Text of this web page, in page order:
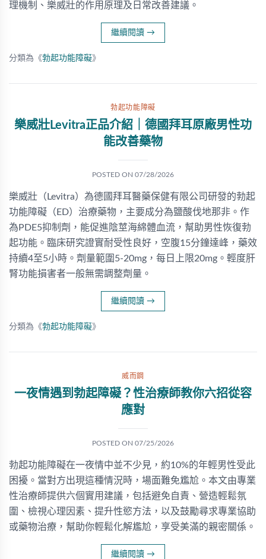
理機制、樂威壯的作用原理及日常改善建議。
繼續閱讀 →
分類為《勃起功能障礙》
勃起功能障礙
樂威壯Levitra正品介紹｜德國拜耳原廠男性功
能改善藥物
POSTED ON 07/28/2026
樂威壯（Levitra）為德國拜耳醫藥保健有限公司研發的勃起
功能障礙（ED）治療藥物，主要成分為鹽酸伐地那非。作
為PDE5抑制劑，能促進陰莖海綿體血流，幫助男性恢復勃
起功能。臨床研究證實耐受性良好，空腹15分鐘達峰，藥效
持續4至5小時。劑量範圍5-20mg，每日上限20mg。輕度肝
腎功能損害者一般無需調整劑量。
繼續閱讀 →
分類為《勃起功能障礙》
威而鋼
一夜情遇到勃起障礙？性治療師教你六招從容
應對
POSTED ON 07/25/2026
勃起功能障礙在一夜情中並不少見，約10%的年輕男性受此
困擾。當對方出現這種情況時，場面難免尷尬。本文由專業
性治療師提供六個實用建議，包括避免自責、營造輕鬆氛
圍、檢視心理因素、提升性慾方法，以及鼓勵尋求專業協助
或藥物治療，幫助你輕鬆化解尷尬，享受美滿的親密關係。
繼續閱讀 →